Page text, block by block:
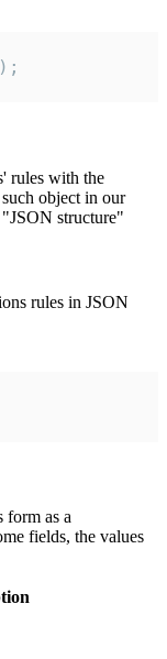
rules with the
object in our
structure"
rules in JSON
form as a
fields, the values